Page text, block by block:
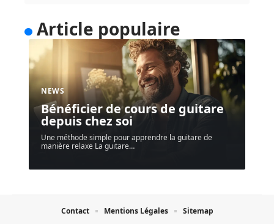
Article populaire
NEWS
Bénéficier de cours de guitare
depuis chez soi
Une méthode simple pour apprendre la guitare de
manière relaxe La guitare…
Contact Mentions Légales Sitemap